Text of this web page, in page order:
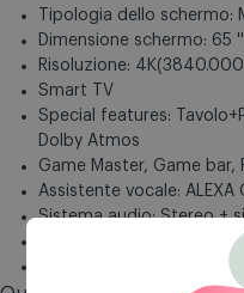
Tipologia dello schermo:
Dimensione schermo: 65 ''
Smart TV
Special features:
Dolby Atmos
Assistente vocale: ALEXA
Sistema audio: Stereo +
Connettività: Wifi ed